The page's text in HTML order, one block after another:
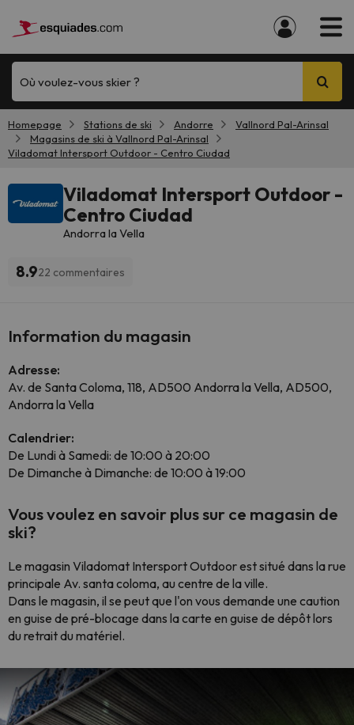
Où voulez-vous skier ?
Homepage Stations de ski Andorre
Vallnord Pal-Arinsal
Magasins de ski à Vallnord Pal-Arinsal
Viladomat Intersport Outdoor - Centro Ciudad
Viladomat Intersport Outdoor -
Centro Ciudad
Andorra la Vella
8.922 commentaires
Information du magasin
Adresse:
Av. de Santa Coloma, 118, AD500 Andorra la Vella, AD500,
Andorra la Vella
Calendrier:
De Lundi à Samedi: de 10:00 à 20:00
De Dimanche à Dimanche: de 10:00 à 19:00
Vous voulez en savoir plus sur ce magasin de
ski?
Le magasin Viladomat Intersport Outdoor est situé dans la rue
principale Av. santa coloma, au centre de la ville.
Dans le magasin, il se peut que l'on vous demande une caution
en guise de pré-blocage dans la carte en guise de dépôt lors
du retrait du matériel.